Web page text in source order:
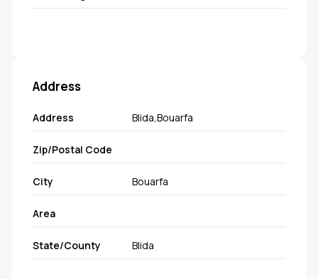
Address
Address Blida,Bouarfa
Zip/Postal Code
City Bouarfa
Area
State/County Blida